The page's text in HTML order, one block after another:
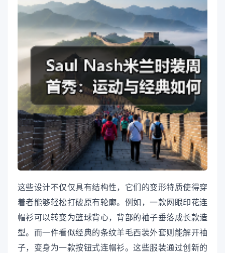
这些设计不仅仅具有结构性，它们的变形特质使得穿
着者能够轻松打破原有轮廓。例如，一款网眼印花连
帽衫可以转变为篮球背心，背部的袖子垂落成长款造
型。而一件看似经典的条纹羊毛西装外套则能解开袖
子，变身为一款按钮式连帽衫。这些服装通过创新的